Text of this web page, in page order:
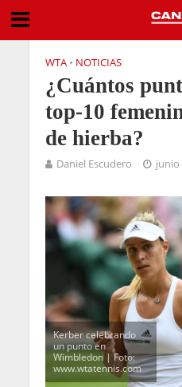
WTA • NOTICIAS
¿Cuántos
top-10
de hierba?
Daniel Escudero junio
Kerber celebrando
un punto en
Wimbledon | Foto:
www.wtatennis.com